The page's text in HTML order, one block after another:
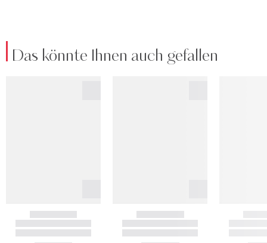
Das könnte Ihnen auch gefallen